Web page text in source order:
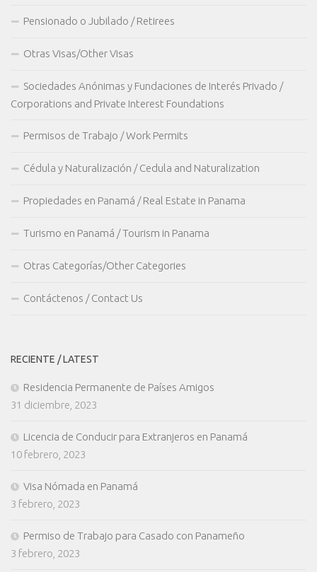
Pensionado o Jubilado / Retirees
Otras Visas/Other Visas
Sociedades Anónimas y Fundaciones de Interés Privado /
Corporations and Private Interest Foundations
Permisos de Trabajo / Work Permits
Cédula y Naturalización / Cedula and Naturalization
Propiedades en Panamá / Real Estate in Panama
Turismo en Panamá / Tourism in Panama
Otras Categorías/Other Categories
Contáctenos / Contact Us
RECIENTE / LATEST
Residencia Permanente de Países Amigos
31 diciembre, 2023
Licencia de Conducir para Extranjeros en Panamá
10 febrero, 2023
Visa Nómada en Panamá
3 febrero, 2023
Permiso de Trabajo para Casado con Panameño
3 febrero, 2023